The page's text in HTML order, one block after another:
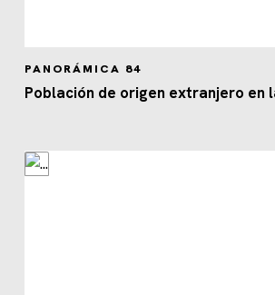
PANORÁMICA 84
Población de origen extranjero en